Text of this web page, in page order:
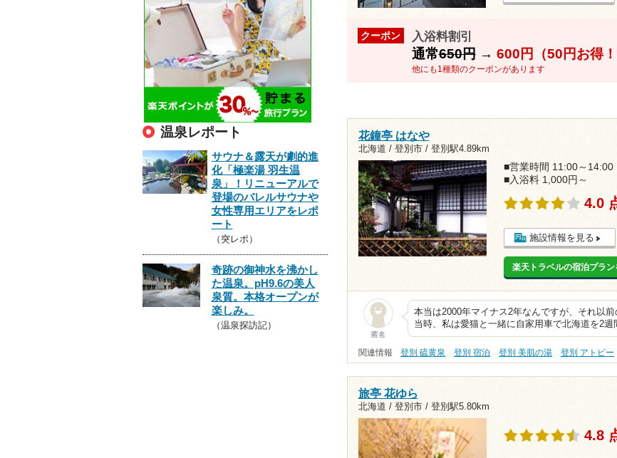
クーポン 入浴料割引
通常650円→ 600円（50円お得！
他にも1種類のクーポンがあります
花鐘亭 はなや
北海道 / 登別市 / 登別駅4.89km
■営業時間 11:00～14:00
■入浴料 1,000円～
4.0
施設情報を見る
楽天トラベルの宿泊プラン
匿名
本当は2000年マイナス2年なんですが、それ以
当時、私は愛猫と一緒に自家用車で北海道を2
関連情報 登別 硫黄泉 登別 宿泊 登別 美肌の湯 登別 アトピー
旅亭 花ゆら
北海道 / 登別市 / 登別駅5.80km
4.8
温泉レポート
サウナ＆露天が劇的進
化「極楽湯 羽生温
泉」！リニューアルで
登場のバレルサウナや
女性専用エリアをレポ
ート
（突レポ）
奇跡の御神水を沸かし
た温泉。pH9.6の美人
泉質。本格オープンが
楽しみ。
（温泉探訪記）